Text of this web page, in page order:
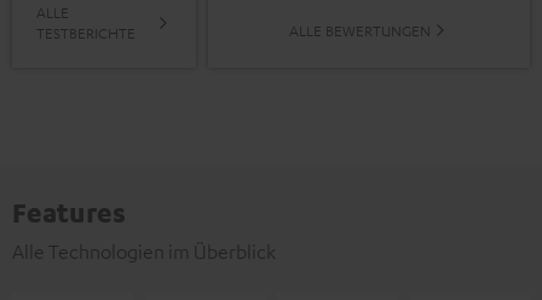
ALLE
TESTBERICHTE
ALLE BEWERTUNGEN
Features
Alle Technologien im Überblick